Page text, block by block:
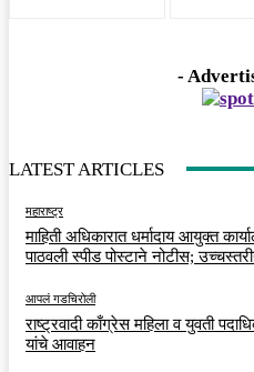
-
LATEST ARTICLES
महाराष्ट्र
माहिती अधिकारात धर्मादाय आयुक्त
पाठवली स्पीड पोस्टाने नोटीस;
आपलं गडचिरोली
राष्ट्रवादी काँग्रेस महिला व युवती
यांचे आवाहन